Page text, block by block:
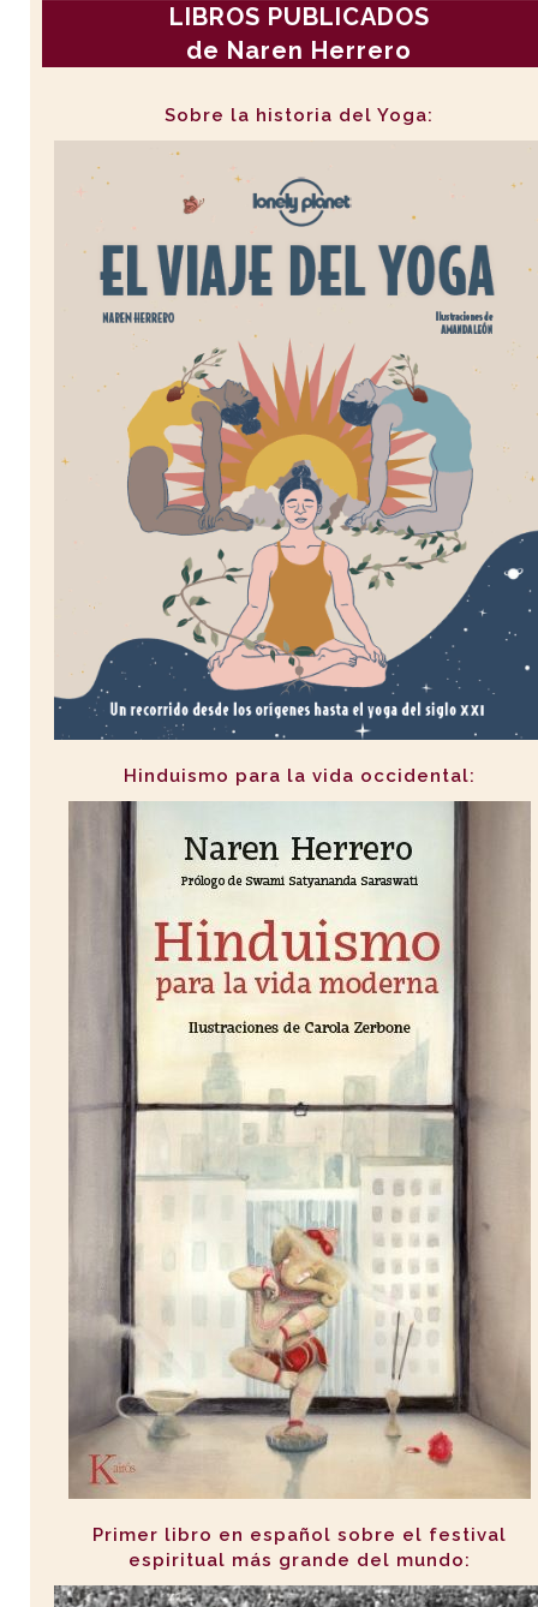
LIBROS PUBLICADOS
de Naren Herrero
Sobre la historia del Yoga:
Hinduismo para la vida occidental:
Primer libro en español sobre el festival
espiritual más grande del mundo: